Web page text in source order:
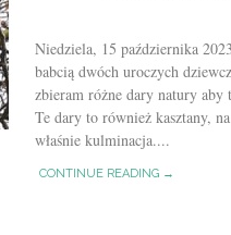
Niedziela, 15 października
babcią dwóch uroczych
zbieram różne dary natury
Te dary to również kasztany,
właśnie kulminacja....
CONTINUE READING →